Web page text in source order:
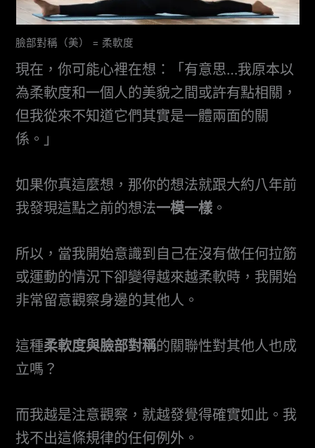
臉部對稱（美） = 柔軟度
現在，你可能心裡在想：「有意思…我原本以
為柔軟度和一個人的美貌之間或許有點相關，
但我從來不知道它們其實是一體兩面的關
係。」
如果你真這麼想，那你的想法就跟大約八年前
我發現這點之前的想法一模一樣。
所以，當我開始意識到自己在沒有做任何拉筋
或運動的情況下卻變得越來越柔軟時，我開始
非常留意觀察身邊的其他人。
這種柔軟度與臉部對稱的關聯性對其他人也成
立嗎？
而我越是注意觀察，就越發覺得確實如此。我
找不出這條規律的任何例外。